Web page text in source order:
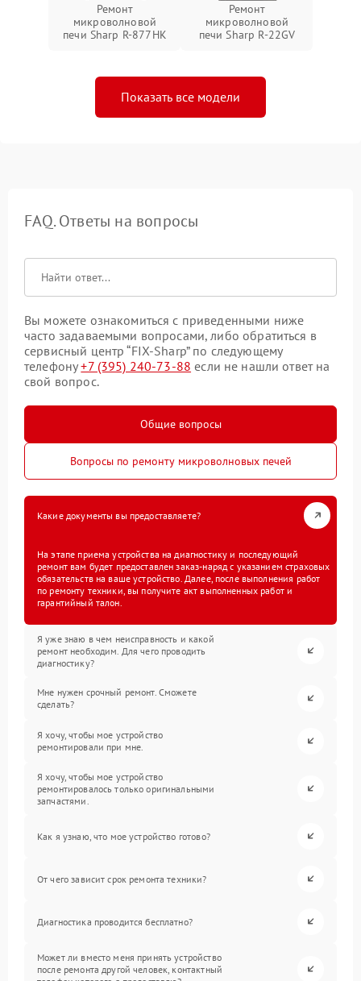
Ремонт
микроволновой
печи Sharp R-877HK
Ремонт
микроволновой
печи Sharp R-22GV
Показать все модели
FAQ. Ответы на вопросы
Вы можете ознакомиться с приведенными ниже
часто задаваемыми вопросами, либо обратиться в
сервисный центр “FIX-Sharp” по следующему
телефону+7 (395) 240-73-88 если не нашли ответ на
свой вопрос.
Общие вопросы
Вопросы по ремонту микроволновых печей
Какие документы вы предоставляете?
На этапе приема устройства на диагностику и последующий
ремонт вам будет предоставлен заказ-наряд с указанием страховых
обязательств на ваше устройство. Далее, после выполнения работ
по ремонту техники, вы получите акт выполненных работ и
гарантийный талон.
Я уже знаю в чем неисправность и какой
ремонт необходим. Для чего проводить
диагностику?
Мне нужен срочный ремонт. Сможете
сделать?
Я хочу, чтобы мое устройство
ремонтировали при мне.
Я хочу, чтобы мое устройство
ремонтировалось только оригинальными
запчастями.
Как я узнаю, что мое устройство готово?
От чего зависит срок ремонта техники?
Диагностика проводится бесплатно?
Может ли вместо меня принять устройство
после ремонта другой человек, контактный